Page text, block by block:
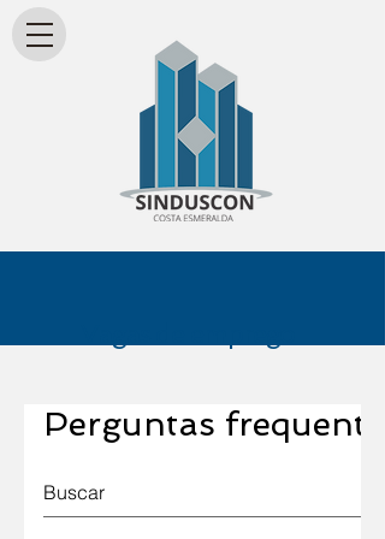
Perguntas frequentes